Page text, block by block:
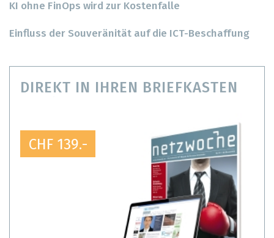
KI ohne FinOps wird zur Kostenfalle
Einfluss der Souveränität auf die ICT-Beschaffung
DIREKT IN IHREN BRIEFKASTEN
CHF 139.-